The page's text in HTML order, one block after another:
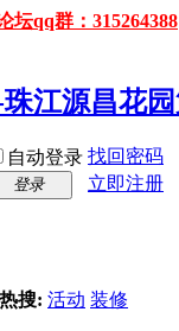
坛qq群：315264388
自动登录 找回密码
登录
立即注册
热搜: 活动 装修